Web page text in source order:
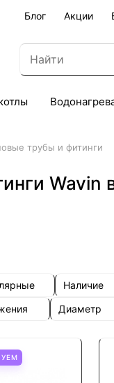
Блог Акции
трубы и фитинги
Wavin
Наличие
Диаметр